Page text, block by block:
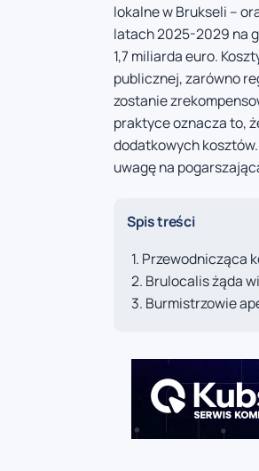
lokalne w Brukseli –
latach 2025-2029 na
1,7 miliarda euro.
publicznej, zarówno
zostanie
praktyce oznacza to,
dodatkowych
uwagę na
Spis treści
Przewodnicząca
Brulocalis żąda
Burmistrzowie